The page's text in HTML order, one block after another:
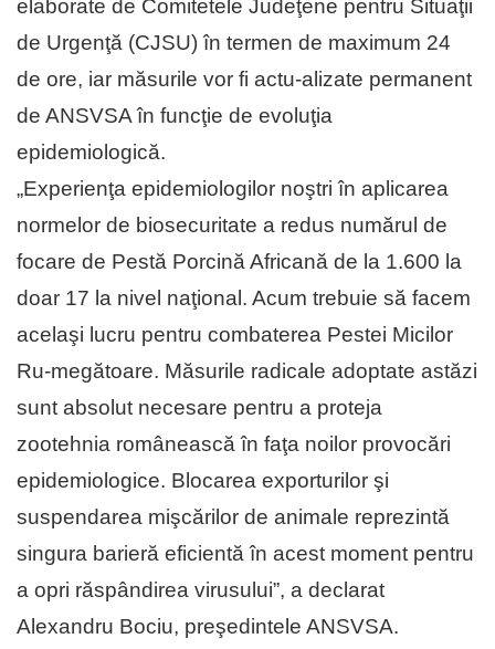
elaborate de Comitetele Judeţene pentru Situaţii
de Urgenţă (CJSU) în termen de maximum 24
de ore, iar măsurile vor fi actu-alizate permanent
de ANSVSA în funcţie de evoluţia
epidemiologică.
„Experienţa epidemiologilor noştri în aplicarea
normelor de biosecuritate a redus numărul de
focare de Pestă Porcină Africană de la 1.600 la
doar 17 la nivel naţional. Acum trebuie să facem
acelaşi lucru pentru combaterea Pestei Micilor
Ru-megătoare. Măsurile radicale adoptate astăzi
sunt absolut necesare pentru a proteja
zootehnia românească în faţa noilor provocări
epidemiologice. Blocarea exporturilor şi
suspendarea mişcărilor de animale reprezintă
singura barieră eficientă în acest moment pentru
a opri răspândirea virusului”, a declarat
Alexandru Bociu, preşedintele ANSVSA.